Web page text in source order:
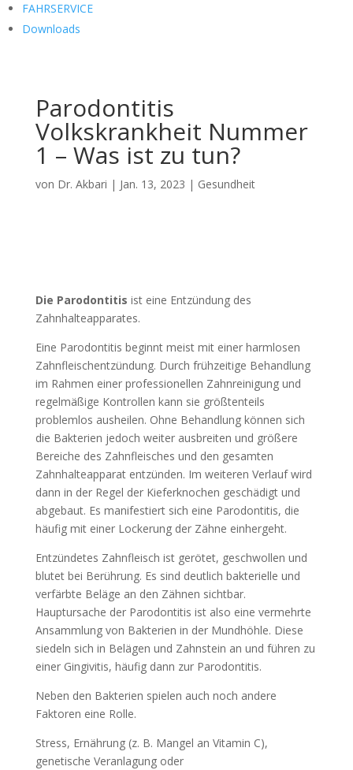
FAHRSERVICE
Downloads
Parodontitis
Volkskrankheit Nummer
1 – Was ist zu tun?
von Dr. Akbari | Jan. 13, 2023 | Gesundheit
Die Parodontitis ist eine Entzündung des
Zahnhalteapparates.
Eine Parodontitis beginnt meist mit einer harmlosen
Zahnfleischentzündung. Durch frühzeitige Behandlung
im Rahmen einer professionellen Zahnreinigung und
regelmäßige Kontrollen kann sie größtenteils
problemlos ausheilen. Ohne Behandlung können sich
die Bakterien jedoch weiter ausbreiten und größere
Bereiche des Zahnfleisches und den gesamten
Zahnhalteapparat entzünden. Im weiteren Verlauf wird
dann in der Regel der Kieferknochen geschädigt und
abgebaut. Es manifestiert sich eine Parodontitis, die
häufig mit einer Lockerung der Zähne einhergeht.
Entzündetes Zahnfleisch ist gerötet, geschwollen und
blutet bei Berührung. Es sind deutlich bakterielle und
verfärbte Beläge an den Zähnen sichtbar.
Hauptursache der Parodontitis ist also eine vermehrte
Ansammlung von Bakterien in der Mundhöhle. Diese
siedeln sich in Belägen und Zahnstein an und führen zu
einer Gingivitis, häufig dann zur Parodontitis.
Neben den Bakterien spielen auch noch andere
Faktoren eine Rolle.
Stress, Ernährung (z. B. Mangel an Vitamin C),
genetische Veranlagung oder